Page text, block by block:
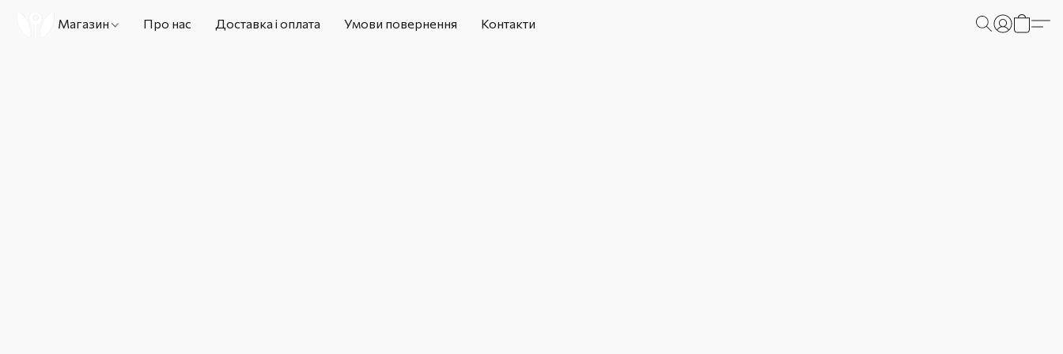
Магазин Про нас Доставка і оплата Умови повернення Контакти